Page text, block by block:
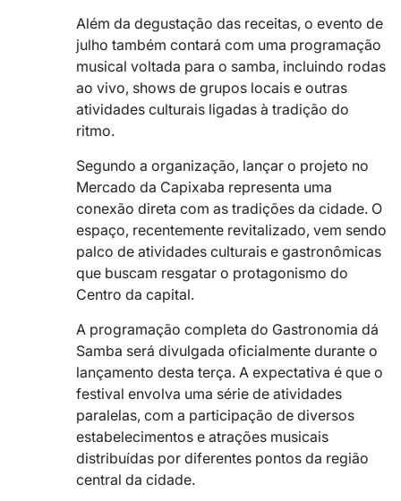
Além da degustação das receitas, o evento de
julho também contará com uma programação
musical voltada para o samba, incluindo rodas
ao vivo, shows de grupos locais e outras
atividades culturais ligadas à tradição do
ritmo.
Segundo a organização, lançar o projeto no
Mercado da Capixaba representa uma
conexão direta com as tradições da cidade. O
espaço, recentemente revitalizado, vem sendo
palco de atividades culturais e gastronômicas
que buscam resgatar o protagonismo do
Centro da capital.
A programação completa do Gastronomia dá
Samba será divulgada oficialmente durante o
lançamento desta terça. A expectativa é que o
festival envolva uma série de atividades
paralelas, com a participação de diversos
estabelecimentos e atrações musicais
distribuídas por diferentes pontos da região
central da cidade.